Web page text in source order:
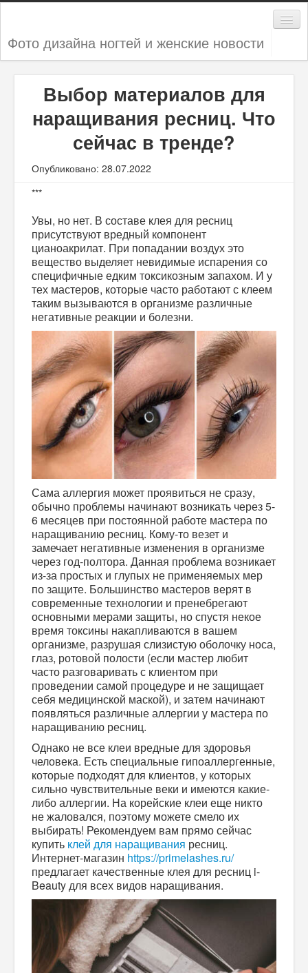
Фото дизайна ногтей и женские новости
Женские секреты
Мода и стиль
Выбор материалов для
наращивания ресниц. Что
сейчас в тренде?
Опубликовано: 28.07.2022
***
Увы, но нет. В составе клея для ресниц
присутствуют вредный компонент
цианоакрилат. При попадании воздух это
вещество выделяет невидимые испарения со
специфичные едким токсикозным запахом. И у
тех мастеров, которые часто работают с клеем
таким вызываются в организме различные
негативные реакции и болезни.
Сама аллергия может проявиться не сразу,
обычно проблемы начинают возникать через 5-
6 месяцев при постоянной работе мастера по
наращиванию ресниц. Кому-то везет и
замечает негативные изменения в организме
через год-полтора. Данная проблема возникает
из-за простых и глупых не применяемых мер
по защите. Большинство мастеров верят в
современные технологии и пренебрегают
основными мерами защиты, но спустя некое
время токсины накапливаются в вашем
организме, разрушая слизистую оболочку носа,
глаз, ротовой полости (если мастер любит
часто разговаривать с клиентом при
проведении самой процедуре и не защищает
себя медицинской маской), и затем начинают
появляться различные аллергии у мастера по
наращиванию ресниц.
Однако не все клеи вредные для здоровья
человека. Есть специальные гипоаллергенные,
которые подходят для клиентов, у которых
сильно чувствительные веки и имеются какие-
либо аллергии. На корейские клеи еще никто
не жаловался, поэтому можете смело их
выбирать! Рекомендуем вам прямо сейчас
купить клей для наращивания ресниц.
Интернет-магазин https://primelashes.ru/
предлагает качественные клея для ресниц i-
Beauty для всех видов наращивания.